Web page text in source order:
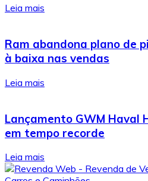
Leia mais
Ram abandona plano de
à baixa nas vendas
Leia mais
Lançamento GWM Haval
em tempo recorde
Leia mais